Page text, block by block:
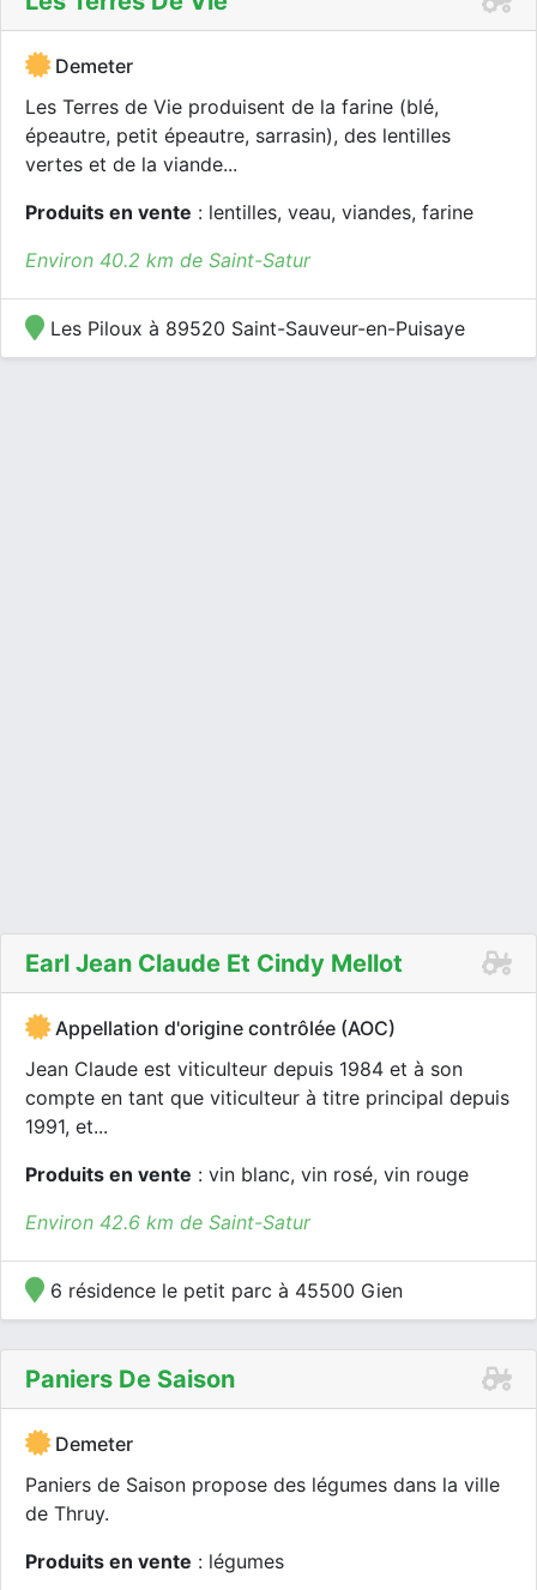
Demeter
Les Terres de Vie produisent de la farine (blé,
épeautre, petit épeautre, sarrasin), des lentilles
vertes et de la viande...
Produits en vente : lentilles, veau, viandes, farine
Environ 40.2 km de Saint-Satur
Les Piloux à 89520 Saint-Sauveur-en-Puisaye
Earl Jean Claude Et Cindy Mellot
Appellation d'origine contrôlée (AOC)
Jean Claude est viticulteur depuis 1984 et à son
compte en tant que viticulteur à titre principal depuis
1991, et...
Produits en vente : vin blanc, vin rosé, vin rouge
Environ 42.6 km de Saint-Satur
6 résidence le petit parc à 45500 Gien
Paniers De Saison
Demeter
Paniers de Saison propose des légumes dans la ville
de Thruy.
Produits en vente : légumes